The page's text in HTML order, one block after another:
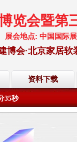
览会暨第
会地点: 中国国际展
会·北京家居软
资料下载
会网站
35秒
会网站
秒